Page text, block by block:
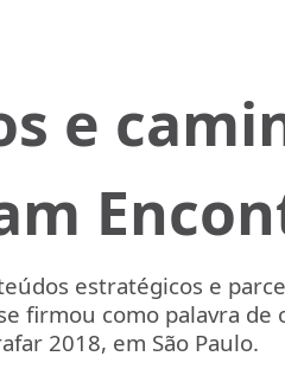
e
estratégicos e
firmou como palavra
2018, em São Paulo.